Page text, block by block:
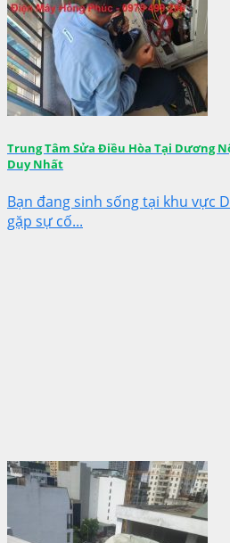
Trung Tâm Sửa Điều Hòa Tại Dương
Duy Nhất
Bạn đang sinh sống tại khu vực
gặp sự cố...